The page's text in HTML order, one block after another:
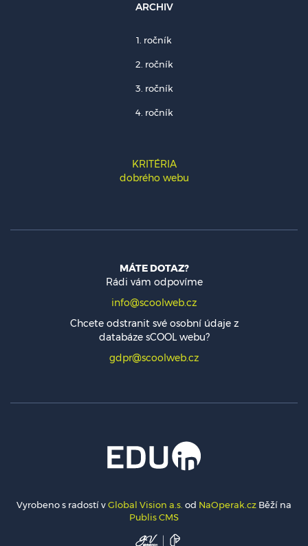
ARCHIV
1. ročník
2. ročník
3. ročník
4. ročník
KRITÉRIA
dobrého webu
MÁTE DOTAZ?
Rádi vám odpovíme
info@scoolweb.cz
Chcete odstranit své osobní údaje z
databáze sCOOL webu?
gdpr@scoolweb.cz
Vyrobeno s radostí vGlobal Vision a.s. od NaOperak.cz Běží na
Publis CMS